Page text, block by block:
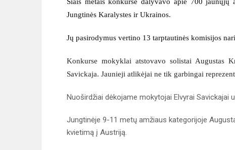
Jungtinės Karalystes ir Ukrainos.
Jų pasirodymus vertino 13 tarptautinės komisijos
Konkurse mokyklai atstovavo solistai Augustas
Savickaja. Jaunieji atlikėjai ne tik garbingai
Nuoširdžiai dėkojame mokytojai Elvyrai Savickajai
Jungtinėje 9-11 metų amžiaus kategorijoje
kvietimą į Austriją.